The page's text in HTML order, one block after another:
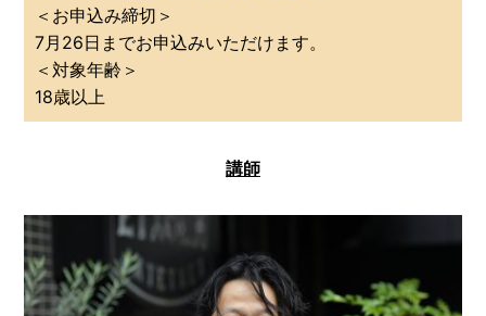
＜お申込み締切＞
7月26日までお申込みいただけます。
＜対象年齢＞
18歳以上
講師